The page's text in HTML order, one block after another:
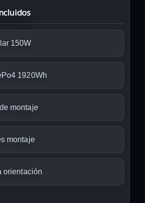
150W
1920Wh
montaje
montaje
orientación